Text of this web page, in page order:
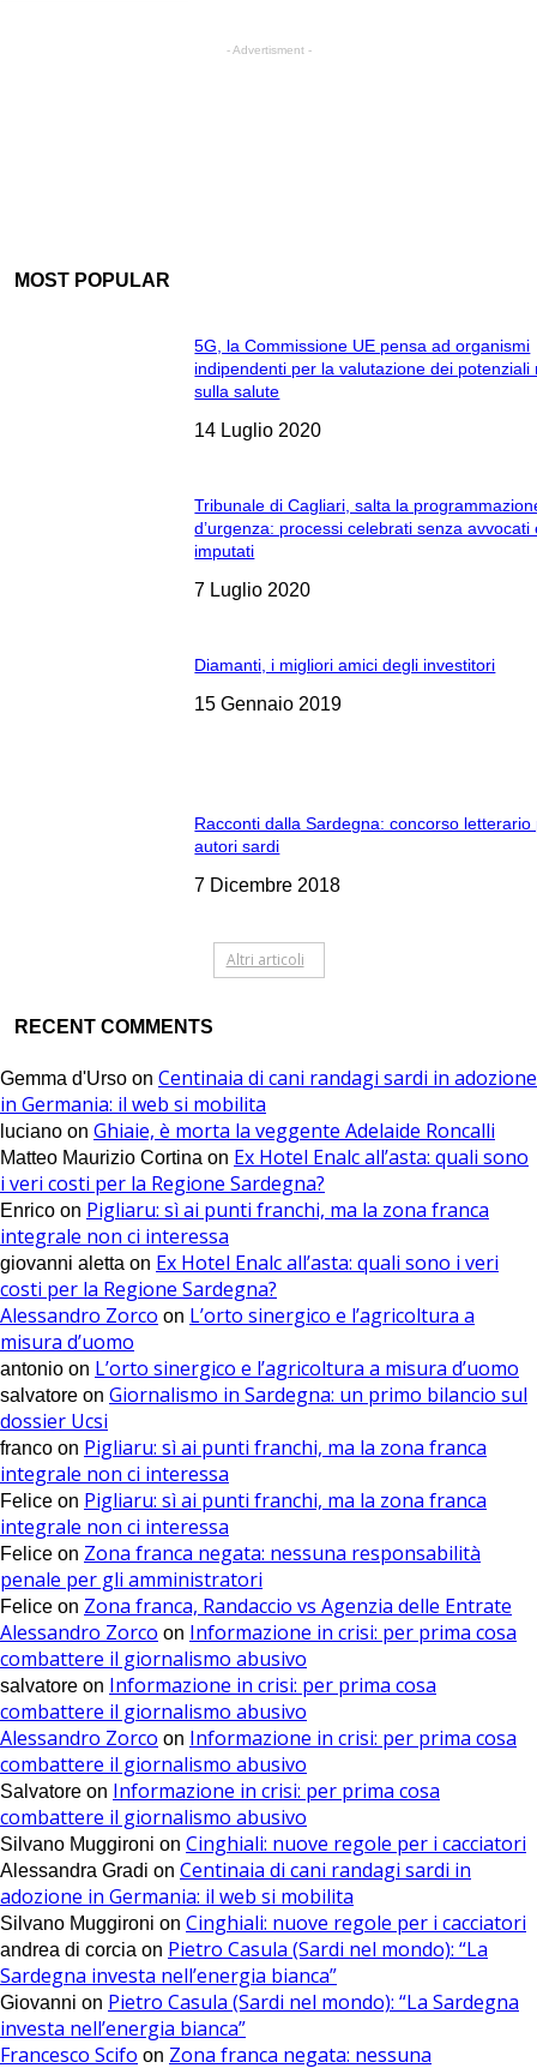
- Advertisment -
MOST POPULAR
5G, la Commissione UE pensa ad organismi
indipendenti per la valutazione dei potenziali
sulla salute
14 Luglio 2020
Tribunale di Cagliari, salta la
d’urgenza: processi celebrati senza avvocati
imputati
7 Luglio 2020
Diamanti, i migliori amici degli investitori
15 Gennaio 2019
Racconti dalla Sardegna: concorso letterario
autori sardi
7 Dicembre 2018
Altri articoli
RECENT COMMENTS
Gemma d'Urso on Centinaia di cani randagi sardi in adozione
in Germania: il web si mobilita
luciano on Ghiaie, è morta la veggente Adelaide Roncalli
Matteo Maurizio Cortina on Ex Hotel Enalc all’asta: quali sono
i veri costi per la Regione Sardegna?
Enrico on Pigliaru: sì ai punti franchi, ma la zona franca
integrale non ci interessa
giovanni aletta on Ex Hotel Enalc all’asta: quali sono i veri
costi per la Regione Sardegna?
Alessandro Zorco on L’orto sinergico e l’agricoltura a
misura d’uomo
antonio on L’orto sinergico e l’agricoltura a misura d’uomo
salvatore on Giornalismo in Sardegna: un primo bilancio sul
dossier Ucsi
franco on Pigliaru: sì ai punti franchi, ma la zona franca
integrale non ci interessa
Felice on Pigliaru: sì ai punti franchi, ma la zona franca
integrale non ci interessa
Felice on Zona franca negata: nessuna responsabilità
penale per gli amministratori
Felice on Zona franca, Randaccio vs Agenzia delle Entrate
Alessandro Zorco on Informazione in crisi: per prima cosa
combattere il giornalismo abusivo
salvatore on Informazione in crisi: per prima cosa
combattere il giornalismo abusivo
Alessandro Zorco on Informazione in crisi: per prima cosa
combattere il giornalismo abusivo
Salvatore on Informazione in crisi: per prima cosa
combattere il giornalismo abusivo
Silvano Muggironi on Cinghiali: nuove regole per i cacciatori
Alessandra Gradi on Centinaia di cani randagi sardi in
adozione in Germania: il web si mobilita
Silvano Muggironi on Cinghiali: nuove regole per i cacciatori
andrea di corcia on Pietro Casula (Sardi nel mondo): “La
Sardegna investa nell’energia bianca”
Giovanni on Pietro Casula (Sardi nel mondo): “La Sardegna
investa nell’energia bianca”
Francesco Scifo on Zona franca negata: nessuna